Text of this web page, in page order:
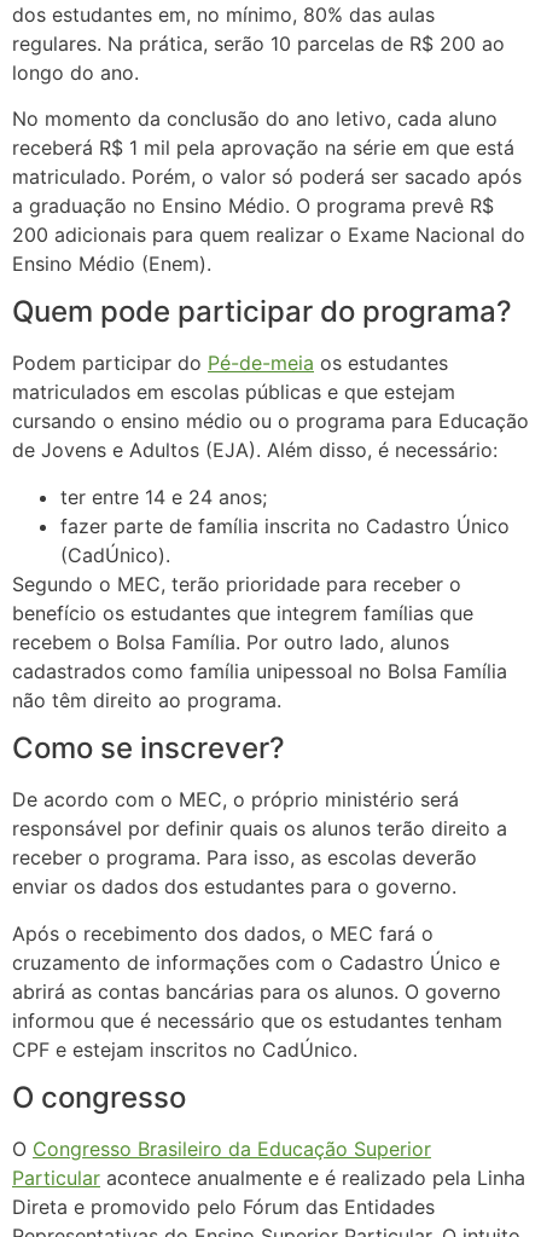
dos estudantes em, no mínimo, 80% das aulas
regulares. Na prática, serão 10 parcelas de R$ 200 ao
longo do ano.
No momento da conclusão do ano letivo, cada aluno
receberá R$ 1 mil pela aprovação na série em que está
matriculado. Porém, o valor só poderá ser sacado após
a graduação no Ensino Médio. O programa prevê R$
200 adicionais para quem realizar o Exame Nacional do
Ensino Médio (Enem).
Quem pode participar do programa?
Podem participar do Pé-de-meia os estudantes
matriculados em escolas públicas e que estejam
cursando o ensino médio ou o programa para Educação
de Jovens e Adultos (EJA). Além disso, é necessário:
ter entre 14 e 24 anos;
fazer parte de família inscrita no Cadastro Único
(CadÚnico).
Segundo o MEC, terão prioridade para receber o
benefício os estudantes que integrem famílias que
recebem o Bolsa Família. Por outro lado, alunos
cadastrados como família unipessoal no Bolsa Família
não têm direito ao programa.
Como se inscrever?
De acordo com o MEC, o próprio ministério será
responsável por definir quais os alunos terão direito a
receber o programa. Para isso, as escolas deverão
enviar os dados dos estudantes para o governo.
Após o recebimento dos dados, o MEC fará o
cruzamento de informações com o Cadastro Único e
abrirá as contas bancárias para os alunos. O governo
informou que é necessário que os estudantes tenham
CPF e estejam inscritos no CadÚnico.
O congresso
O Congresso Brasileiro da Educação Superior
Particular acontece anualmente e é realizado pela Linha
Direta e promovido pelo Fórum das Entidades